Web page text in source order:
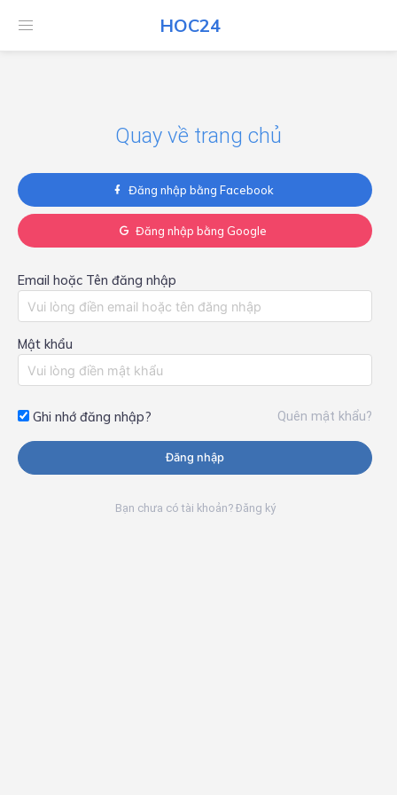
HOC24
HOC24
Quay về trang chủ
Đăng nhập bằng Facebook
Đăng nhập bằng Google
Email hoặc Tên đăng nhập
Mật khẩu
Ghi nhớ đăng nhập? Quên mật khẩu?
Đăng nhập
Bạn chưa có tài khoản? Đăng ký